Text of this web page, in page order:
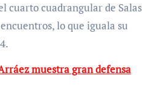
cuarto cuadrangular de Salas
lo que iguala su
muestra gran defensa